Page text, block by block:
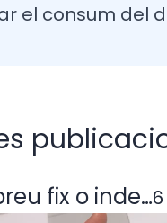
el consum del
fix o